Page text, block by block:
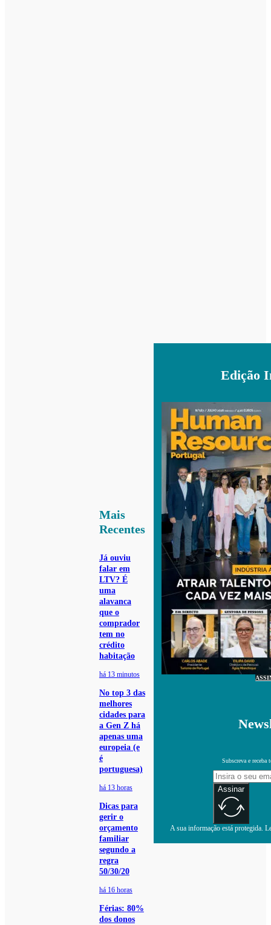
Mais
Recentes
Já ouviu
falar em
LTV? É
uma
alavanca
que o
comprador
tem no
crédito
habitação
há 13 minutos
No top 3 das
melhores
cidades para
a Gen Z há
apenas uma
europeia (e
é
portuguesa)
há 13 horas
Dicas para
gerir o
orçamento
familiar
segundo a
regra
50/30/20
há 16 horas
Férias: 80%
dos donos
Edição
Subscreva e receba
Assinar
A sua informação está protegida.